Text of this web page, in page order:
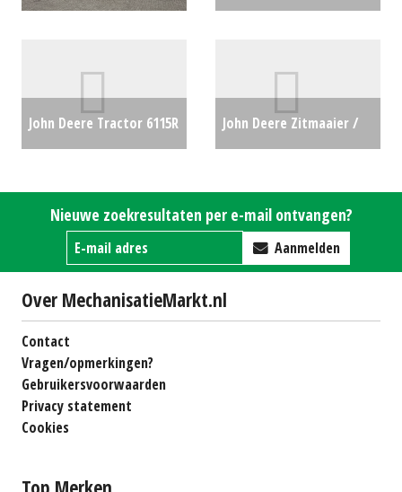
John Deere Tractor 6115R
John Deere Zitmaaier /
#692703
€0
Nieuwe zoekresultaten per e-mail ontvangen?
Aanmelden
Over MechanisatieMarkt.nl
Contact
Vragen/opmerkingen?
Gebruikersvoorwaarden
Privacy statement
Cookies